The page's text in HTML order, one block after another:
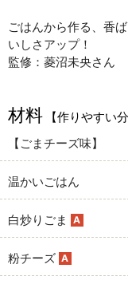
ごはんから作る、香
いしさアップ！
監修：菱沼未央さん
材料
【作りやすい分
【ごまチーズ味】
温かいごはん
白炒りごま A
粉チーズ A